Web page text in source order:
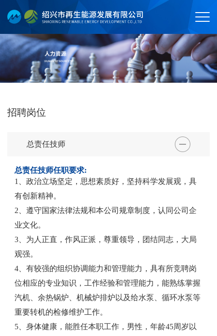
招聘岗位
总责任技师
总责任技师任职要求:
1、政治立场坚定，思想素质好，坚持科学发展观，具
有创新精神。
2、遵守国家法律法规和本公司规章制度，认同公司企
业文化。
3、为人正直，作风正派，尊重领导，团结同志，大局
观强。
4、有较强的组织协调能力和管理能力，具有所竞聘岗
位相应的专业知识，工作经验和管理能力，能熟练掌握
汽机、余热锅炉、机械炉排炉以及给水泵、循环水泵等
重要转机的检修维护工作。
5、身体健康，能胜任本职工作，男性，年龄45周岁以